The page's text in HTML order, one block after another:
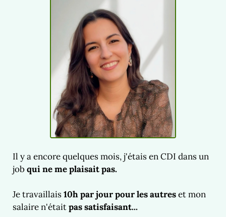
Il y a encore quelques mois, j'étais en CDI dans un
jobqui ne me plaisait pas.
Je travaillais10h par jour pour les autreset mon
salaire n'étaitpas satisfaisant...